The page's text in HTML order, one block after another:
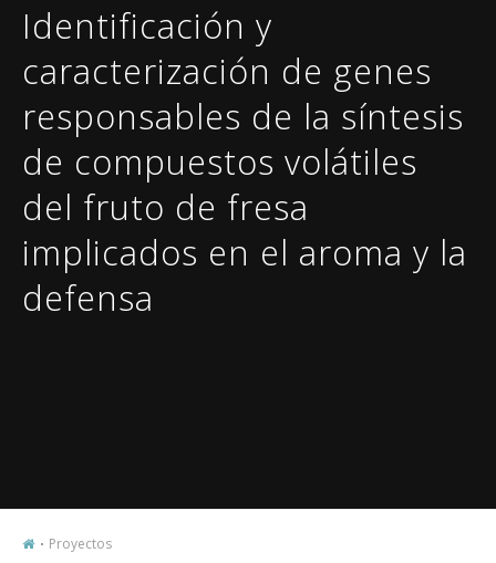
FORMACIÓN/SEMINARIOS
EMPLEO
CONTACTO
Identificación y
caracterización de genes
responsables de la síntesis
de compuestos volátiles
del fruto de fresa
implicados en el aroma y la
defensa
Proyectos